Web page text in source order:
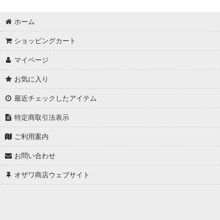
ホーム
ショッピングカート
マイページ
お気に入り
最近チェックしたアイテム
特定商取引法表示
ご利用案内
お問い合わせ
オザワ商店ウェブサイト